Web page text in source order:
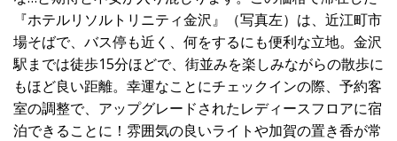
『ホテルリソルトリニティ金沢』（写真左）は、近江町市
場そばで、バス停も近く、何をするにも便利な立地。金沢
駅までは徒歩15分ほどで、街並みを楽しみながらの散歩に
もほど良い距離。幸運なことにチェックインの際、予約客
室の調整で、アップグレードされたレディースフロアに宿
泊できることに！雰囲気の良いライトや加賀の置き香が常